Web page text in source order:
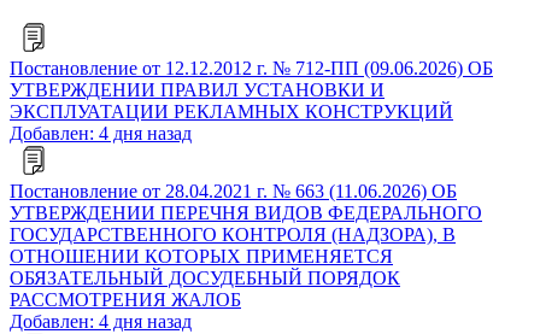
Постановление от 12.12.2012 г. № 712-ПП (09.06.2026) ОБ
УТВЕРЖДЕНИИ ПРАВИЛ УСТАНОВКИ И
ЭКСПЛУАТАЦИИ РЕКЛАМНЫХ КОНСТРУКЦИЙ
Добавлен: 4 дня назад
Постановление от 28.04.2021 г. № 663 (11.06.2026) ОБ
УТВЕРЖДЕНИИ ПЕРЕЧНЯ ВИДОВ ФЕДЕРАЛЬНОГО
ГОСУДАРСТВЕННОГО КОНТРОЛЯ (НАДЗОРА), В
ОТНОШЕНИИ КОТОРЫХ ПРИМЕНЯЕТСЯ
ОБЯЗАТЕЛЬНЫЙ ДОСУДЕБНЫЙ ПОРЯДОК
РАССМОТРЕНИЯ ЖАЛОБ
Добавлен: 4 дня назад